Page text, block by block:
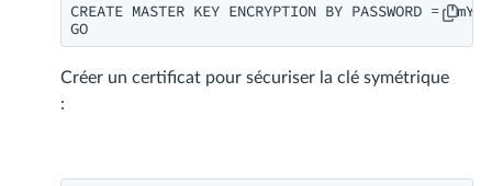
CREATE MASTER KEY ENCRYPTION BY PASSWORD =
GO
Créer un certificat pour sécuriser la clé symétrique
: